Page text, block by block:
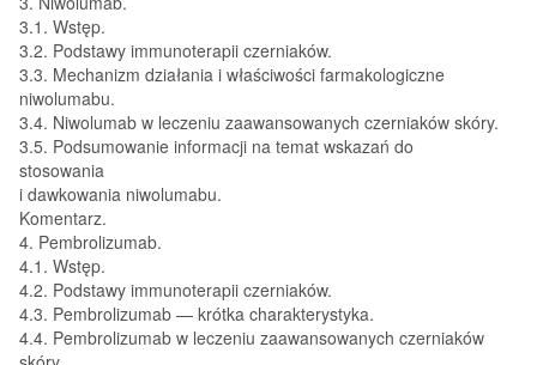
3.1. Wstęp.
3.2. Podstawy immunoterapii czerniaków.
3.3. Mechanizm działania i właściwości farmakologiczne
niwolumabu.
3.4. Niwolumab w leczeniu zaawansowanych czerniaków skóry.
3.5. Podsumowanie informacji na temat wskazań do
stosowania
i dawkowania niwolumabu.
Komentarz.
4. Pembrolizumab.
4.1. Wstęp.
4.2. Podstawy immunoterapii czerniaków.
4.3. Pembrolizumab — krótka charakterystyka.
4.4. Pembrolizumab w leczeniu zaawansowanych czerniaków